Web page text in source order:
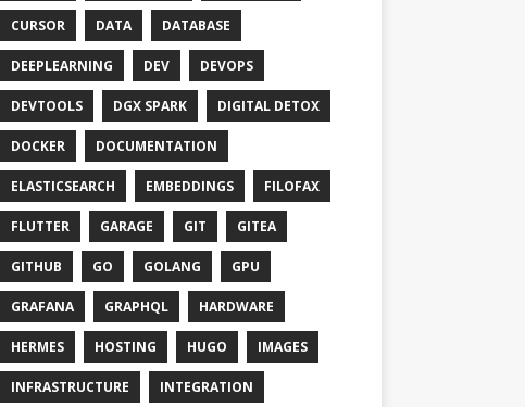
CURSOR DATA DATABASE
DEEPLEARNING DEV DEVOPS
DEVTOOLS DGX SPARK DIGITAL DETOX
DOCKER DOCUMENTATION
ELASTICSEARCH EMBEDDINGS FILOFAX
FLUTTER GARAGE GIT GITEA
GITHUB GO GOLANG GPU
GRAFANA GRAPHQL HARDWARE
HERMES HOSTING HUGO IMAGES
INFRASTRUCTURE INTEGRATION